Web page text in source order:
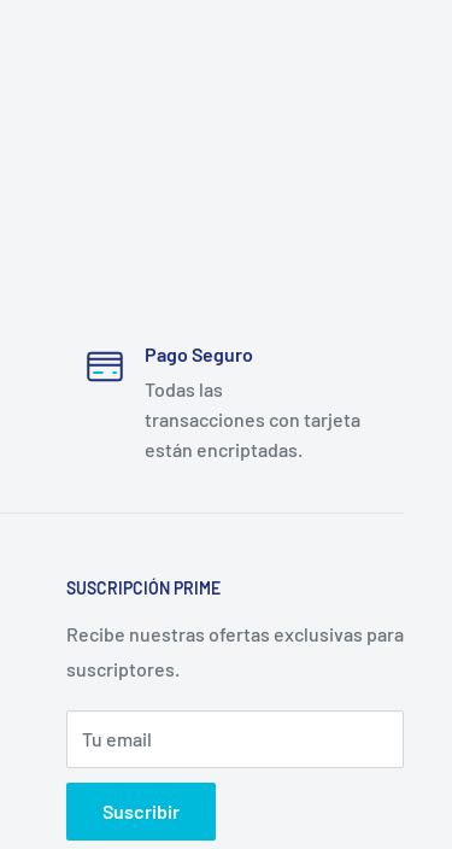
Pago Seguro
Todas las
transacciones con tarjeta
están encriptadas.
SUSCRIPCIÓN PRIME
Recibe nuestras ofertas exclusivas para
suscriptores.
Tu email
Suscribir